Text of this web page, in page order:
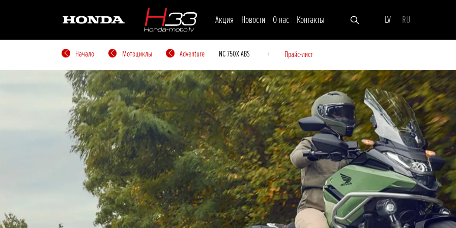
Акция Новости О нас Контакты LV RU
Начало Мотоциклы Adventure NC 750X ABS Прайс-лист